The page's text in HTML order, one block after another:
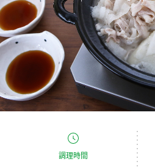
お酢ドリンク
みりん風・料理酒
スープ
ブランド・スペシャルサイト
ブランド・スペシャルサイト トップ
商品ブランドサイト
Fibee（ファイビー）
くらしプラ酢
お酢ドリンク
企業情報
国内事業概要
企業理念
ミツカンを知る
調理時間